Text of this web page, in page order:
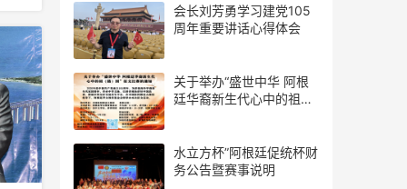
会长刘芳勇学习建党105
周年重要讲话心得体会
关于举办“盛世中华 阿根
廷华裔新生代心中的祖
水立方杯”阿根廷促统杯财
务公告暨赛事说明